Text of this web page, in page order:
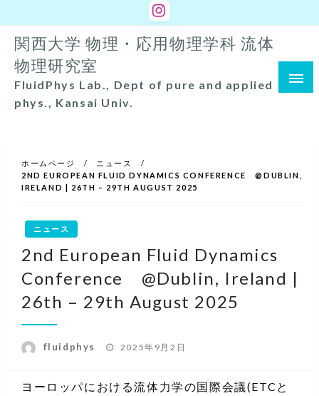
ン
関西大学 物理・応用物理学科 流体
物理研究室
FluidPhys Lab., Dept of pure and applied
phys., Kansai Univ.
ホームページ
ニュース
2ND EUROPEAN FLUID DYNAMICS CONFERENCE @DUBLIN,
IRELAND | 26TH – 29TH AUGUST 2025
ニュース
2nd European Fluid Dynamics
Conference @Dublin, Ireland |
26th – 29th August 2025
fluidphys
投
2025年9月2日
ヨーロッパにおける流体力学の国際会議(ETCと